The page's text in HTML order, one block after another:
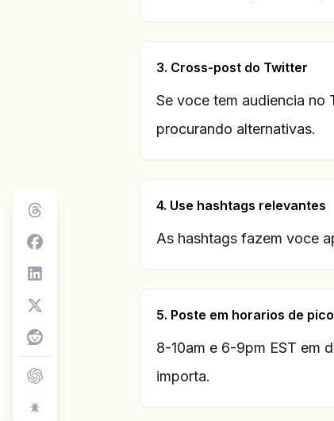
3. Cross-post do Twitter
Se voce tem audiencia no
procurando alternativas.
4. Use hashtags relevantes
As hashtags fazem voce
5. Poste em horarios de pico
8-10am e 6-9pm EST em
importa.